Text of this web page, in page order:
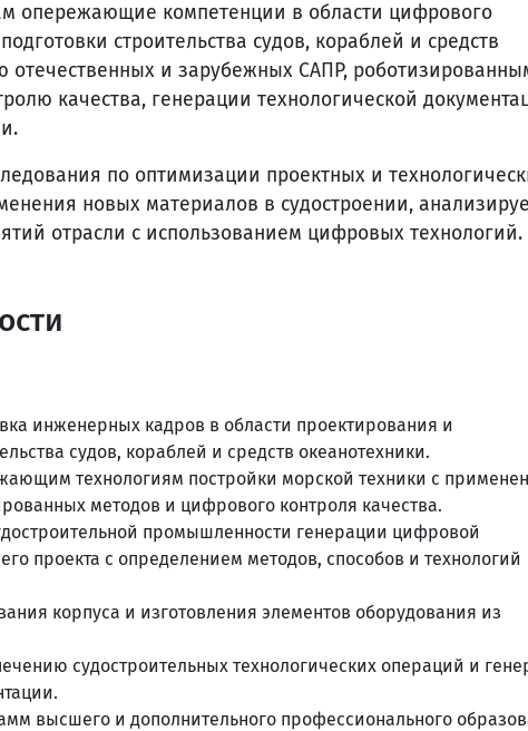
опережающие компетенции в области цифрового
строительства судов, кораблей и средств
отечественных и зарубежных САПР,
качества, генерации технологической
по оптимизации проектных и
новых материалов в судостроении,
отрасли с использованием цифровых технологий.
инженерных кадров в области проектирования и
судов, кораблей и средств океанотехники.
технологиям постройки морской техники с
методов и цифрового контроля качества.
промышленности генерации цифровой
проекта с определением методов, способов и технологий
корпуса и изготовления элементов оборудования из
судостроительных технологических операций и
высшего и дополнительного профессионального